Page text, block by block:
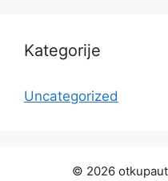
Kategorije
Uncategorized
© 2026